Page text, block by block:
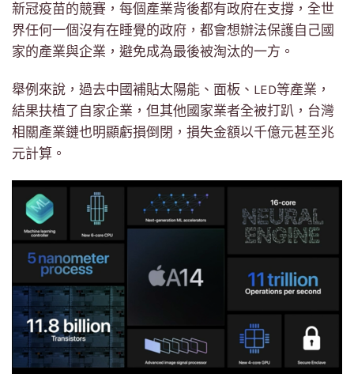
新冠疫苗的競賽，每個產業背後都有政府在支撐，全世
界任何一個沒有在睡覺的政府，都會想辦法保護自己國
家的產業與企業，避免成為最後被淘汰的一方。
舉例來說，過去中國補貼太陽能、面板、LED等產業，
結果扶植了自家企業，但其他國家業者全被打趴，台灣
相關產業鏈也明顯虧損倒閉，損失金額以千億元甚至兆
元計算。